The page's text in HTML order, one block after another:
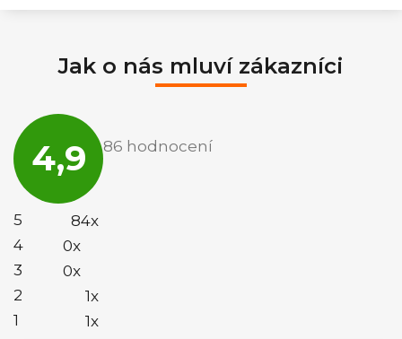
Jak o nás mluví zákazníci
4,9
obchodu
je
86 hodnocení
5
84x
4
0x
3
0x
2
1x
1
1x